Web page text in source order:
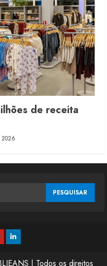
de receita
Linkedin
| Todos os direitos